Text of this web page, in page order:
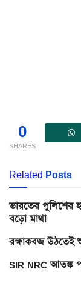
0
SHARES
Related Posts
ভারতের পুলিশের
বড়ো মাথা
রক্ষাকবজ উঠতেই
SIR NRC আতঙ্ক